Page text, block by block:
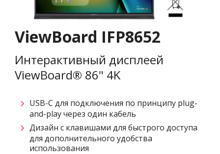
ViewBoard IFP8652
Интерактивный дисплеей
ViewBoard® 86" 4K
USB-C для подключения по принципу plug-
and-play через один кабель
Дизайн с клавишами для быстрого доступа
для дополнительного удобства
использования